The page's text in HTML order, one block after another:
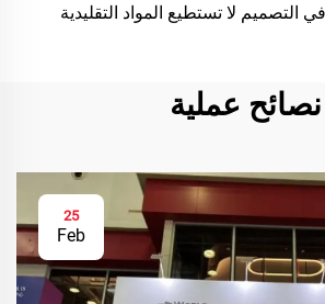
التصميم لا تستطيع المواد التقليدية
نصائح عملية
25
Feb